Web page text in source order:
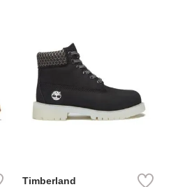
Timberland